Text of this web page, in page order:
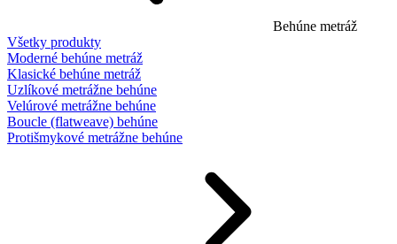
Behúne metráž
Všetky produkty
Moderné behúne metráž
Klasické behúne metráž
Uzlíkové metrážne behúne
Velúrové metrážne behúne
Boucle (flatweave) behúne
Protišmykové metrážne behúne